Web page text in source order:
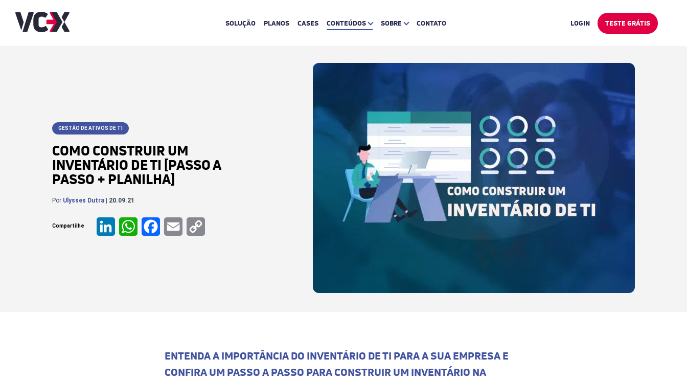
SOLUÇÃO PLANOS CASES CONTEÚDOS SOBRE CONTATO LOGIN TESTE GRÁTIS
GESTÃO DE ATIVOS DE TI
COMO CONSTRUIR UM
INVENTÁRIO DE TI [PASSO A
PASSO + PLANILHA]
Por Ulysses Dutra | 20.09.21
Compartilhe
ENTENDA A IMPORTÂNCIA DO INVENTÁRIO DE TI PARA A SUA EMPRESA E
CONFIRA UM PASSO A PASSO PARA CONSTRUIR UM INVENTÁRIO NA